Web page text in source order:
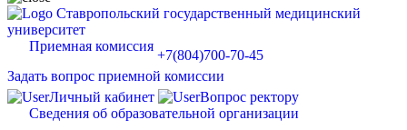
Ставропольский государственный медицинский
университет
Приемная комиссия
+7(804)700-70-45
Задать вопрос приемной комиссии
Личный кабинет
Вопрос ректору
Сведения об образовательной организации